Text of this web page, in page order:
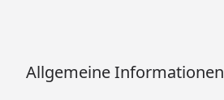
Allgemeine Informationen